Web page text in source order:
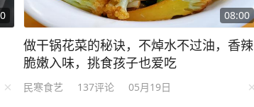
驾驶机动车前往家对
机动车的违法行为，
内不得重新考取，并处
08:00
做干锅花菜的秘诀，不焯水不过油，香辣
脆嫩入味，挑食孩子也爱吃
民寒食艺 137评论 05月19日